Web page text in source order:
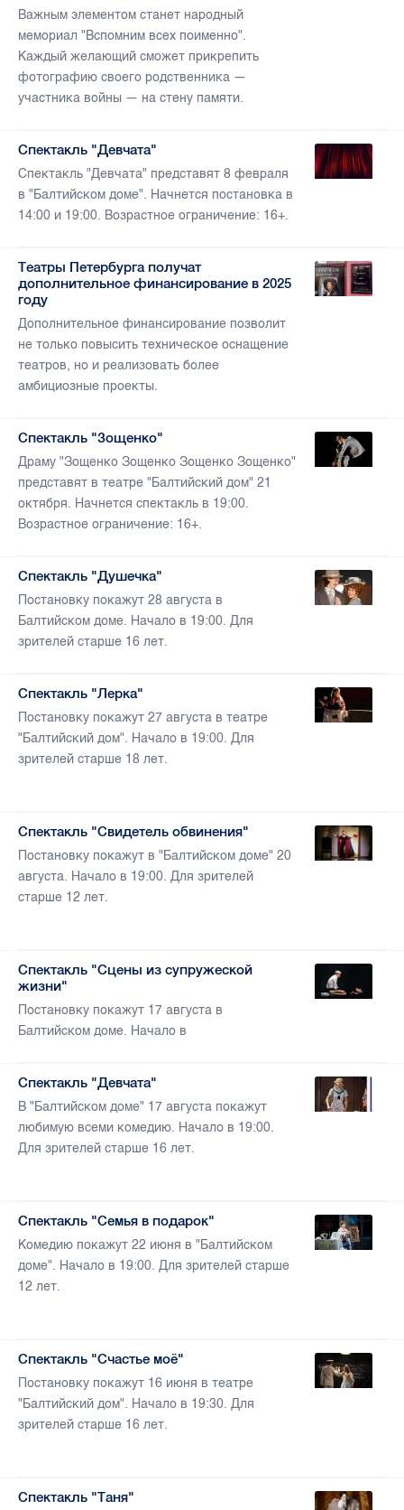
Важным элементом станет народный
мемориал "Вспомним всех поименно".
Каждый желающий сможет прикрепить
фотографию своего родственника —
участника войны — на стену памяти.
Спектакль "Девчата"
Спектакль "Девчата" представят 8 февраля
в "Балтийском доме". Начнется постановка в
14:00 и 19:00. Возрастное ограничение: 16+.
Театры Петербурга получат
дополнительное финансирование в 2025
году
Дополнительное финансирование позволит
не только повысить техническое оснащение
театров, но и реализовать более
амбициозные проекты.
Спектакль "Зощенко"
Драму "Зощенко Зощенко Зощенко Зощенко"
представят в театре "Балтийский дом" 21
октября. Начнется спектакль в 19:00.
Возрастное ограничение: 16+.
Спектакль "Душечка"
Постановку покажут 28 августа в
Балтийском доме. Начало в 19:00. Для
зрителей старше 16 лет.
Спектакль "Лерка"
Постановку покажут 27 августа в театре
"Балтийский дом". Начало в 19:00. Для
зрителей старше 18 лет.
Спектакль "Свидетель обвинения"
Постановку покажут в "Балтийском доме" 20
августа. Начало в 19:00. Для зрителей
старше 12 лет.
Спектакль "Сцены из супружеской
жизни"
Постановку покажут 17 августа в
Балтийском доме. Начало в
Спектакль "Девчата"
В "Балтийском доме" 17 августа покажут
любимую всеми комедию. Начало в 19:00.
Для зрителей старше 16 лет.
Спектакль "Семья в подарок"
Комедию покажут 22 июня в "Балтийском
доме". Начало в 19:00. Для зрителей старше
12 лет.
Спектакль "Счастье моё"
Постановку покажут 16 июня в театре
"Балтийский дом". Начало в 19:30. Для
зрителей старше 16 лет.
Спектакль "Таня"